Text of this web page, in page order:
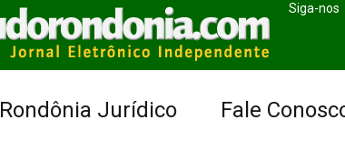
Siga-nos
Rondônia Jurídico Fale